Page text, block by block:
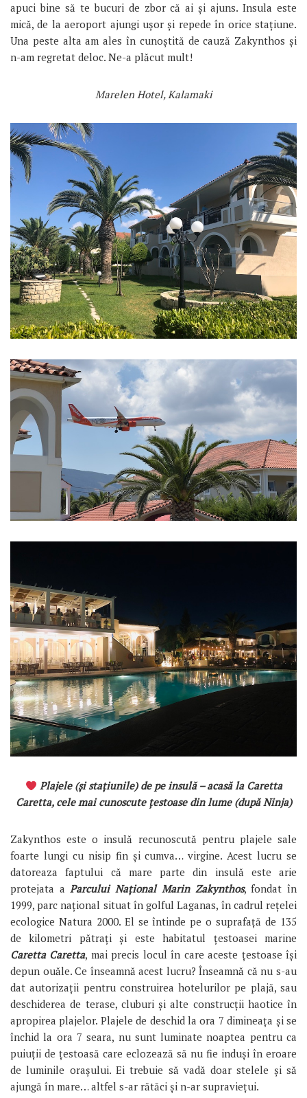
apuci bine să te bucuri de zbor că ai și ajuns. Insula este
mică, de la aeroport ajungi ușor și repede în orice stațiune.
Una peste alta am ales în cunoștită de cauză Zakynthos și
n-am regretat deloc. Ne-a plăcut mult!
Marelen Hotel, Kalamaki
Plajele (și stațiunile) de pe insulă – acasă la Caretta
Caretta, cele mai cunoscute țestoase din lume (după Ninja)
Zakynthos este o insulă recunoscută pentru plajele sale
foarte lungi cu nisip fin și cumva… virgine. Acest lucru se
datoreaza faptului că mare parte din insulă este arie
protejata aParcului Național Marin Zakynthos, fondat în
1999, parc național situat în golful Laganas, în cadrul rețelei
ecologice Natura 2000. El se întinde pe o suprafață de 135
de kilometri pătrați și este habitatul țestoasei marine
Caretta Caretta, mai precis locul în care aceste țestoase își
depun ouăle. Ce înseamnă acest lucru? Înseamnă că nu s-au
dat autorizații pentru construirea hotelurilor pe plajă, sau
deschiderea de terase, cluburi și alte construcții haotice în
apropirea plajelor. Plajele de deschid la ora 7 dimineața și se
închid la ora 7 seara, nu sunt luminate noaptea pentru ca
puiuții de țestoasă care eclozează să nu fie induși în eroare
de luminile orașului. Ei trebuie să vadă doar stelele și să
ajungă în mare… altfel s-ar rătăci și n-ar supraviețui.